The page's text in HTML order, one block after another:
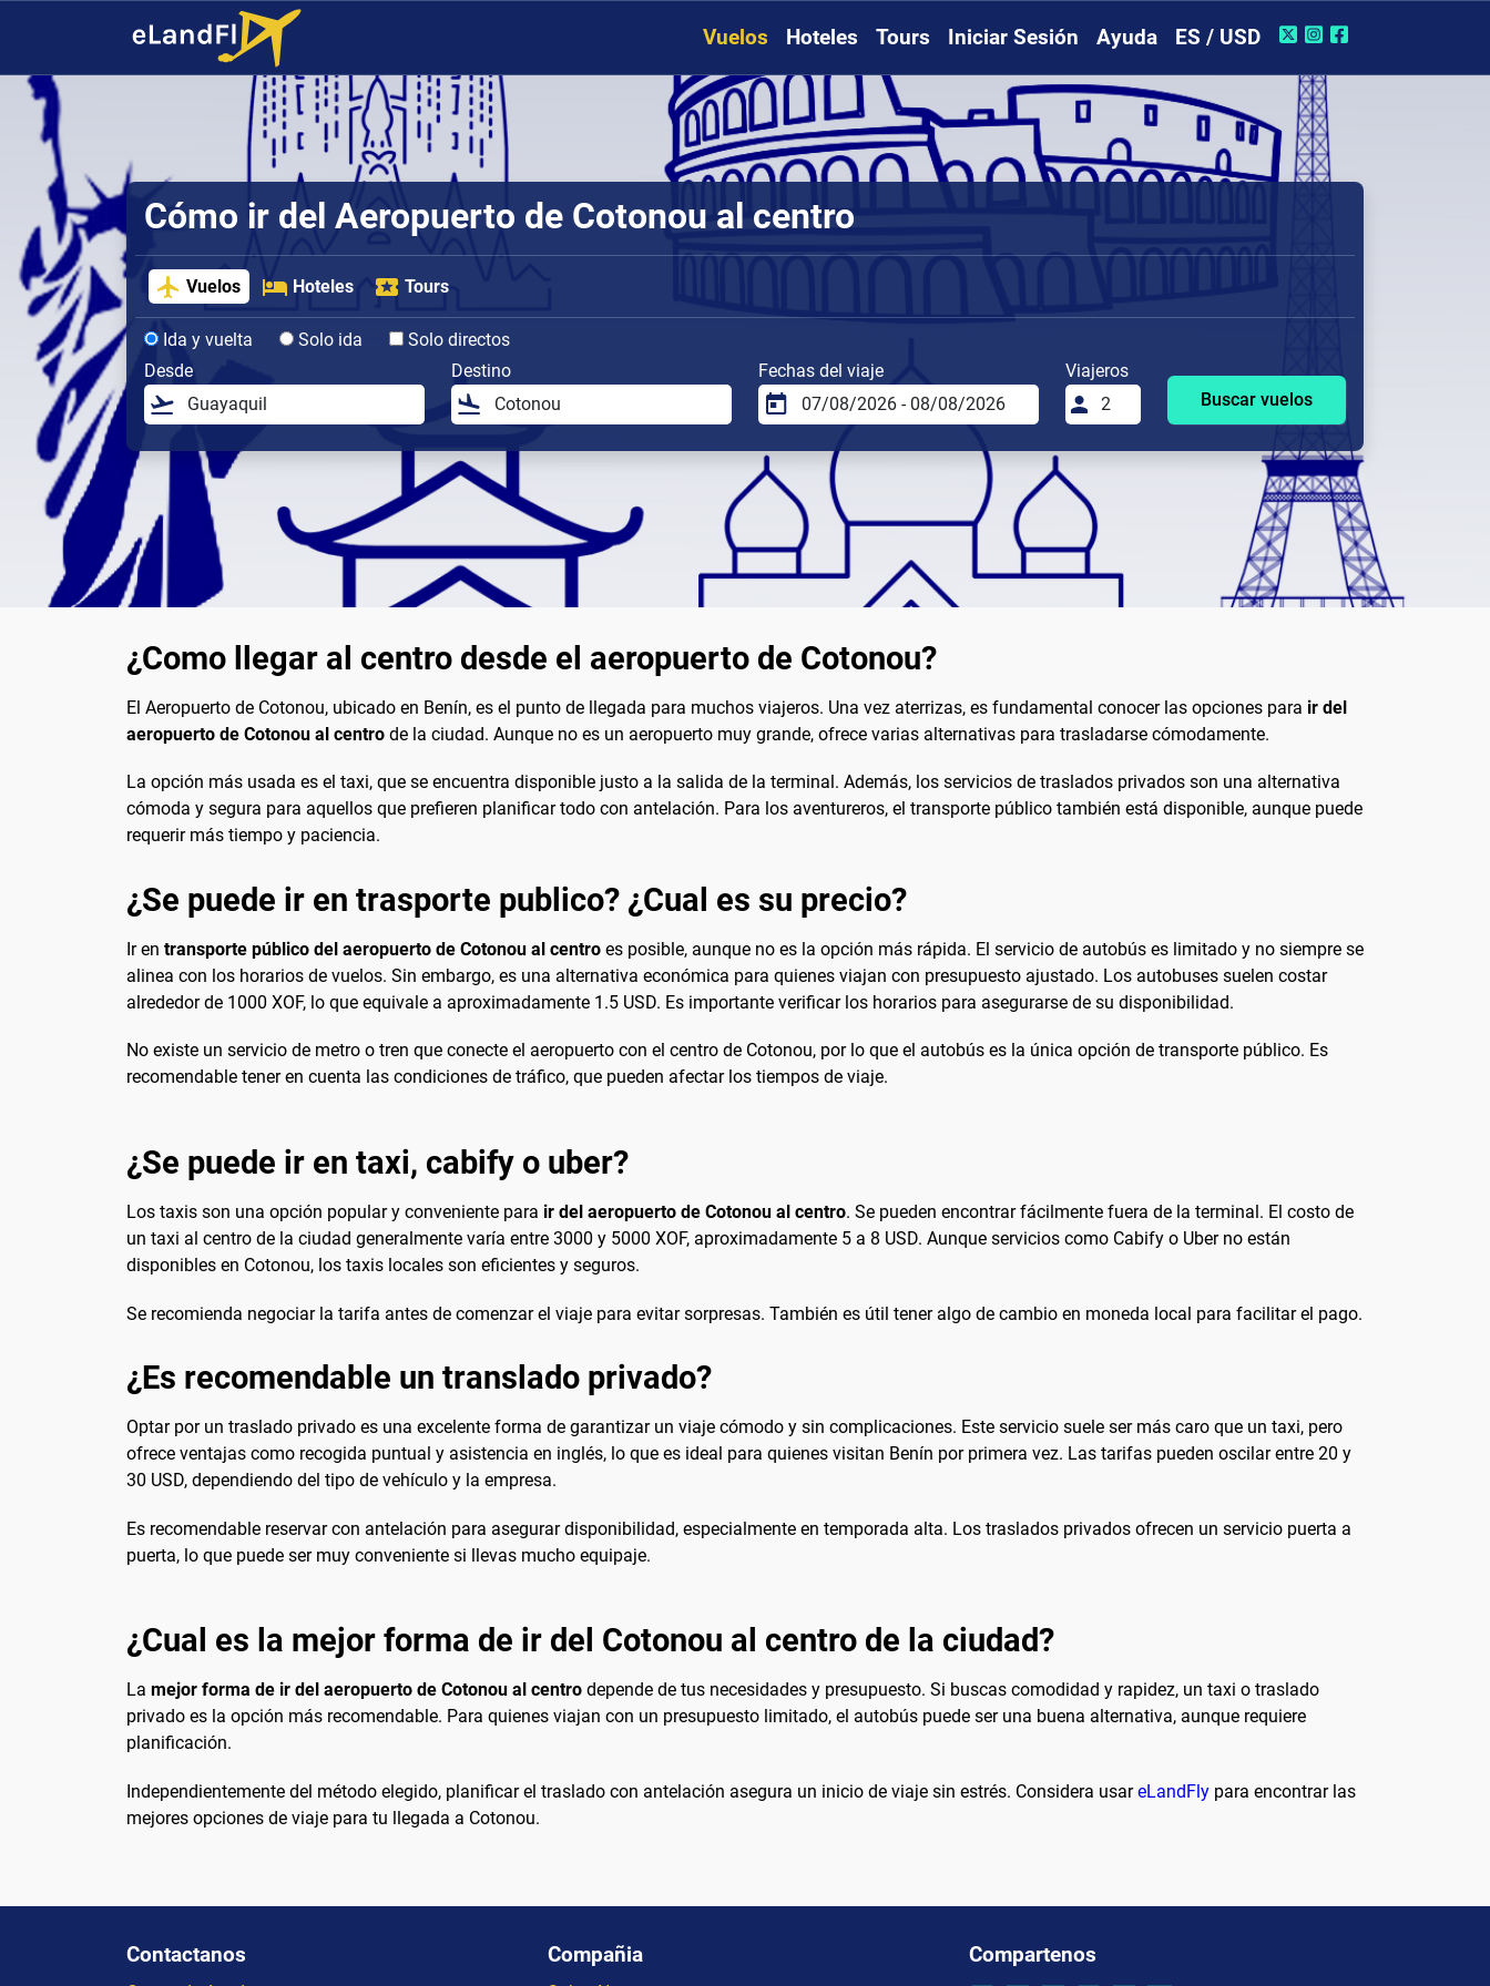
Vuelos Hoteles Tours Iniciar Sesión Ayuda ES / USD
Cómo ir del Aeropuerto de Cotonou al centro
Vuelos Hoteles Tours
Ida y vuelta Solo ida
Solo directos
Desde
Destino Fechas del viaje
Viajeros
Buscar vuelos
¿Como llegar al centro desde el aeropuerto de Cotonou?
El Aeropuerto de Cotonou, ubicado en Benín, es el punto de llegada para muchos viajeros. Una vez aterrizas, es fundamental conocer las opciones para ir del
aeropuerto de Cotonou al centro de la ciudad. Aunque no es un aeropuerto muy grande, ofrece varias alternativas para trasladarse cómodamente.
La opción más usada es el taxi, que se encuentra disponible justo a la salida de la terminal. Además, los servicios de traslados privados son una alternativa
cómoda y segura para aquellos que prefieren planificar todo con antelación. Para los aventureros, el transporte público también está disponible, aunque puede
requerir más tiempo y paciencia.
¿Se puede ir en trasporte publico? ¿Cual es su precio?
Ir en transporte público del aeropuerto de Cotonou al centro es posible, aunque no es la opción más rápida. El servicio de autobús es limitado y no siempre se
alinea con los horarios de vuelos. Sin embargo, es una alternativa económica para quienes viajan con presupuesto ajustado. Los autobuses suelen costar
alrededor de 1000 XOF, lo que equivale a aproximadamente 1.5 USD. Es importante verificar los horarios para asegurarse de su disponibilidad.
No existe un servicio de metro o tren que conecte el aeropuerto con el centro de Cotonou, por lo que el autobús es la única opción de transporte público. Es
recomendable tener en cuenta las condiciones de tráfico, que pueden afectar los tiempos de viaje.
¿Se puede ir en taxi, cabify o uber?
Los taxis son una opción popular y conveniente para ir del aeropuerto de Cotonou al centro. Se pueden encontrar fácilmente fuera de la terminal. El costo de
un taxi al centro de la ciudad generalmente varía entre 3000 y 5000 XOF, aproximadamente 5 a 8 USD. Aunque servicios como Cabify o Uber no están
disponibles en Cotonou, los taxis locales son eficientes y seguros.
Se recomienda negociar la tarifa antes de comenzar el viaje para evitar sorpresas. También es útil tener algo de cambio en moneda local para facilitar el pago.
¿Es recomendable un translado privado?
Optar por un traslado privado es una excelente forma de garantizar un viaje cómodo y sin complicaciones. Este servicio suele ser más caro que un taxi, pero
ofrece ventajas como recogida puntual y asistencia en inglés, lo que es ideal para quienes visitan Benín por primera vez. Las tarifas pueden oscilar entre 20 y
30 USD, dependiendo del tipo de vehículo y la empresa.
Es recomendable reservar con antelación para asegurar disponibilidad, especialmente en temporada alta. Los traslados privados ofrecen un servicio puerta a
puerta, lo que puede ser muy conveniente si llevas mucho equipaje.
¿Cual es la mejor forma de ir del Cotonou al centro de la ciudad?
La mejor forma de ir del aeropuerto de Cotonou al centro depende de tus necesidades y presupuesto. Si buscas comodidad y rapidez, un taxi o traslado
privado es la opción más recomendable. Para quienes viajan con un presupuesto limitado, el autobús puede ser una buena alternativa, aunque requiere
planificación.
Independientemente del método elegido, planificar el traslado con antelación asegura un inicio de viaje sin estrés. Considera usareLandFly para encontrar las
mejores opciones de viaje para tu llegada a Cotonou.
Contactanos Compañia Compartenos